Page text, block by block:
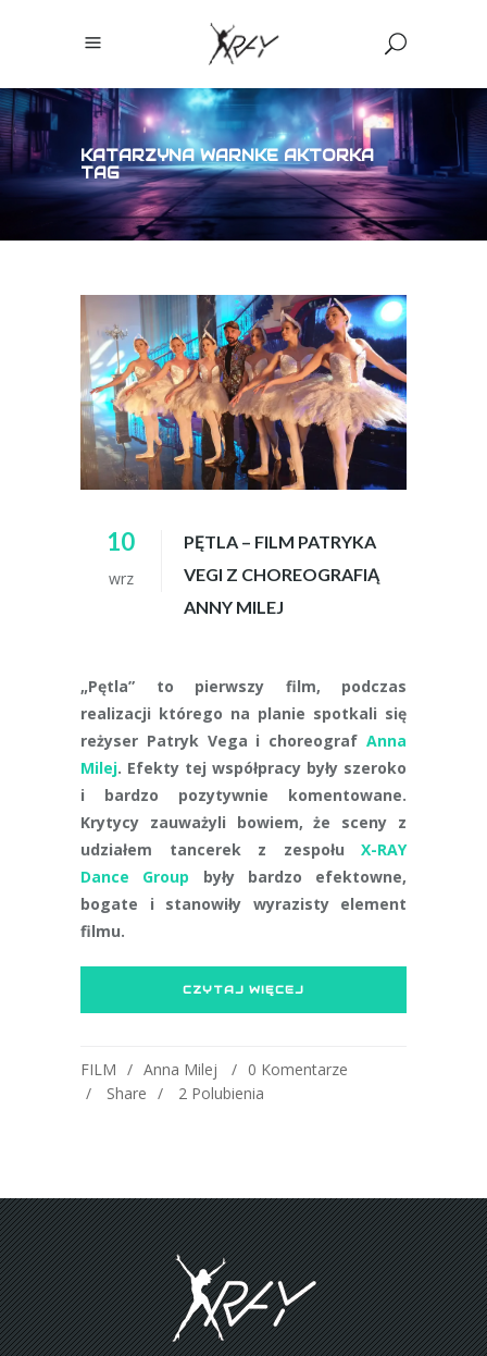
KATARZYNA WARNKE AKTORKA
TAG
10
wrz
PĘTLA – FILM PATRYKA
VEGI Z CHOREOGRAFIĄ
ANNY MILEJ
„Pętla” to pierwszy film, podczas
realizacji którego na planie spotkali się
reżyser Patryk Vega i choreograf Anna
Milej. Efekty tej współpracy były szeroko
i bardzo pozytywnie komentowane.
Krytycy zauważyli bowiem, że sceny z
udziałem tancerek z zespołu X-RAY
Dance Group były bardzo efektowne,
bogate i stanowiły wyrazisty element
filmu.
CZYTAJ WIĘCEJ
FILM Anna Milej
0 Komentarze
Share
2 Polubienia